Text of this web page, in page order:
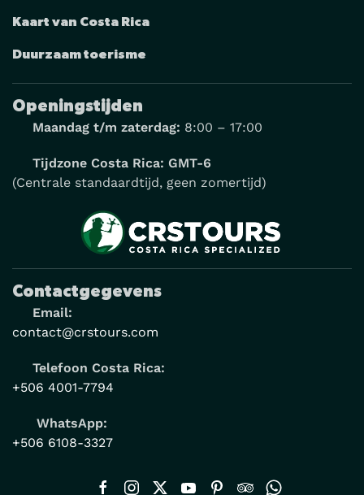
Kaart van Costa Rica
Duurzaam toerisme
Openingstijden
Maandag t/m zaterdag: 8:00 – 17:00
Tijdzone Costa Rica: GMT-6
(Centrale standaardtijd, geen zomertijd)
Contactgegevens
Email:
contact@crstours.com
Telefoon Costa Rica:
+506 4001-7794
WhatsApp:
+506 6108-3327